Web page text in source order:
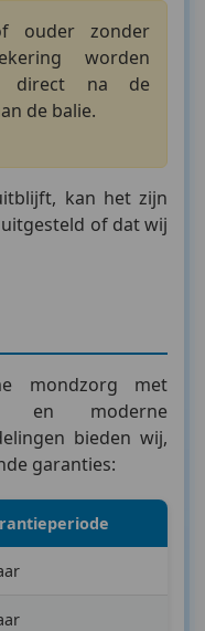
ouder zonder
worden
direct na de
de balie.
kan het zijn
of dat wij
mondzorg met
en moderne
bieden wij,
garanties: